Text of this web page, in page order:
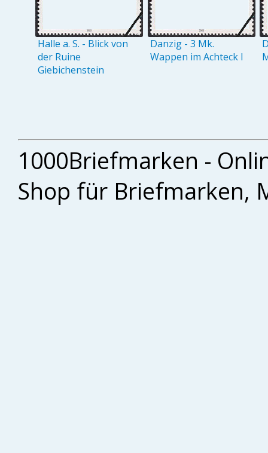
Halle a. S. - Blick von
der Ruine
Giebichenstein
Danzig - 3 Mk.
Wappen im Achteck I
1000Briefmarken -
Shop für Briefmarken,